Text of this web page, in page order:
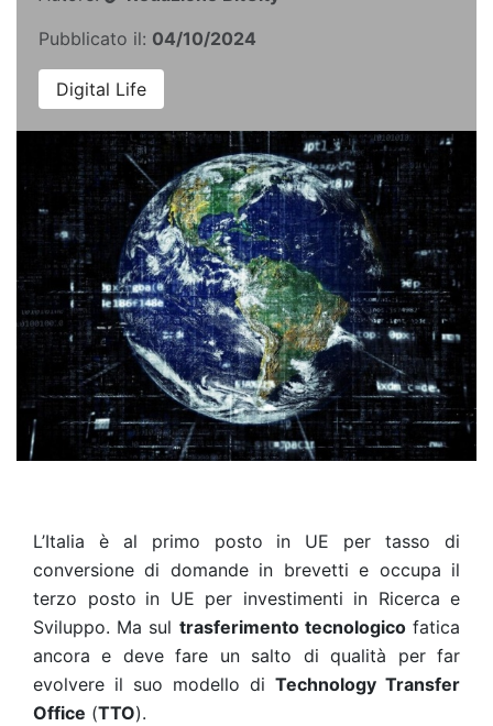
Pubblicato il: 04/10/2024
Digital Life
L’Italia è al primo posto in UE per tasso di
conversione di domande in brevetti e occupa il
terzo posto in UE per investimenti in Ricerca e
Sviluppo. Ma sul trasferimento tecnologicofatica
ancora e deve fare un salto di qualità per far
evolvere il suo modello di Technology Transfer
Office (TTO).